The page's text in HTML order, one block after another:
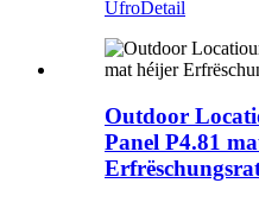
UfroDetail
Outdoor
Panel P4.81